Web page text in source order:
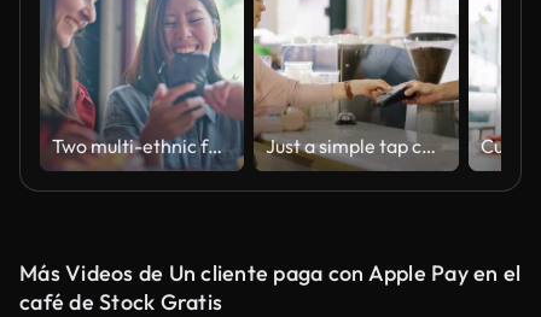
Two multi-ethnic female friends enjoying their time in cafe and using smart phone together Just a simple tap completes the transaction
Más Videos de Un cliente paga con Apple Pay en el
café de Stock Gratis